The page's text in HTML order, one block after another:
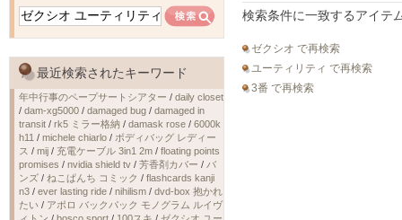
検索条件に一致するアイテ
ゼクシオ で再検索
ユーティリティ で再検索
3番 で再検索
最近検索されたキーワード
年中行事のペープサートシアター / daily closet
/ dam-xg5000 / damaged bug / damaged in
transit / rk5 ミラー格納 / damask rose / 6000k
h11 / michele chiarlo / ボディバッグ レディー
ス / mij / 充電ケーブル 3in1 2m / floating points
promises / nvidia shield tv / 芳香剤カバー / バ
ンズ / ねこぱんち コミック / flashcards kanji
n3 / ever lasting ride / nihilism / dvd-box 抱かれ
たい / アポロ バックパック モノグラム ルイヴ